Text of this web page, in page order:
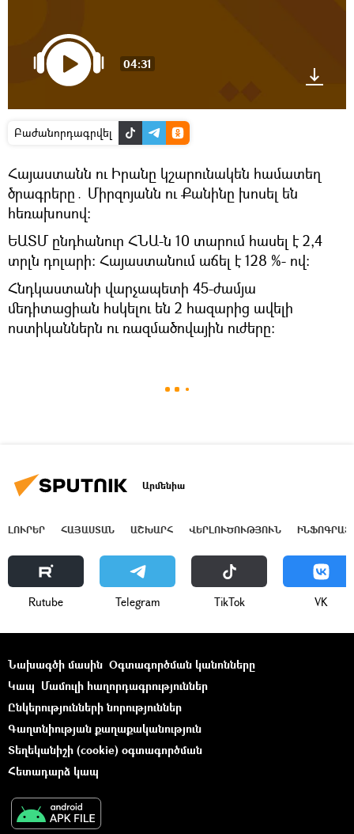
04:31
Բաժանորդագրվել
Հայաստանն ու Իրանը կշարունակեն համատեղ
ծրագրերը․ Միրզոյանն ու Քանինը խոսել են
հեռախոսով։
ԵԱՏՄ ընդհանուր ՀՆԱ-ն 10 տարում հասել է 2,4
տրլն դոլարի։ Հայաստանում աճել է 128 %- ով։
Հնդկաստանի վարչապետի 45-ժամյա
մեդիտացիան հսկելու են 2 հազարից ավելի
ոստիկաններն ու ռազմածովային ուժերը։
Արմենիա
ԼՈՒՐԵՐ ՀԱՅԱՍՏԱՆ ԱՇԽԱՐՀ ՎԵՐԼՈՒԾՈՒԹՅՈՒՆ
Rutube Telegram ТikТоk VK
Նախագծի մասին Օգտագործման կանոնները
Կապ Մամուլի հաղորդագրություններ
Ընկերությունների նորություններ
Գաղտնիության քաղաքականություն
Տեղեկանիշի (cookie) օգտագործման
Հետադարձ կապ